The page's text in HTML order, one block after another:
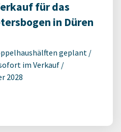
für das
in Düren
geplant /
im Verkauf /
2028